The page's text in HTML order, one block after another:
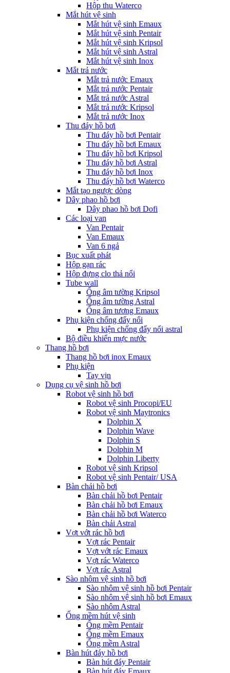
Hộp thu Waterco
Mắt hút vệ sinh
Mắt hút vệ sinh Emaux
Mắt hút vệ sinh Pentair
Mắt hút vệ sinh Kripsol
Mắt hút vệ sinh Astral
Mắt hút vệ sinh Inox
Mắt trả nước
Mắt trả nước Emaux
Mắt trả nước Pentair
Mắt trả nước Astral
Mắt trả nước Kripsol
Mắt trả nước Inox
Thu đáy hồ bơi
Thu đáy hồ bơi Pentair
Thu đáy hồ bơi Emaux
Thu đáy hồ bơi Kripsol
Thu đáy hồ bơi Astral
Thu đáy hồ bơi Inox
Thu đáy hồ bơi Waterco
Mắt tạo ngược dòng
Dây phao hồ bơi
Dây phao hồ bơi Dofi
Các loại van
Van Pentair
Van Emaux
Van 6 ngả
Bục xuất phát
Hộp gạn rác
Hộp đựng clo thả nổi
Tube wall
Ống âm tường Kripsol
Ống âm tường Astral
Ống âm tương Emaux
Phụ kiện chống đẩy nổi
Phụ kiện chống đẩy nổi astral
Bộ điều khiển mực nước
Thang hồ bơi
Thang hồ bơi inox Emaux
Phụ kiện
Tay vịn
Dụng cụ vệ sinh hồ bơi
Robot vệ sinh hồ bơi
Robot vệ sinh Procopi/EU
Robot vệ sinh Maytronics
Dolphin X
Dolphin Wave
Dolphin S
Dolphin M
Dolphin Liberty
Robot vệ sinh Kripsol
Robot vệ sinh Pentair/ USA
Bàn chải hồ bơi
Bàn chải hồ bơi Pentair
Bàn chải hồ bơi Emaux
Bàn chải hồ bơi Waterco
Bàn chải Astral
Vợt vớt rác hồ bơi
Vợt rác Pentair
Vợt vớt rác Emaux
Vợt rác Waterco
Vợt rác Astral
Sào nhôm vệ sinh hồ bơi
Sào nhôm vệ sinh hồ bơi Pentair
Sào nhôm vệ sinh hồ bơi Emaux
Sào nhôm Astral
Ống mềm hút vệ sinh
Ống mềm Pentair
Ống mềm Emaux
Ống mềm Astral
Bàn hút đáy hồ bơi
Bàn hút đáy Pentair
Bàn hút đáy Emaux